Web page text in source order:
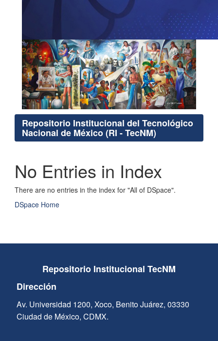
Repositorio Institucional del Tecnológico
Nacional de México (RI - TecNM)
No Entries in Index
There are no entries in the index for "All of DSpace".
DSpace Home
Repositorio Institucional TecNM
Dirección
Av. Universidad 1200, Xoco, Benito Juárez, 03330
Ciudad de México, CDMX.